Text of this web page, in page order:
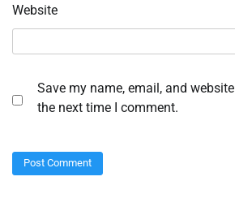
Website
Save my name, email, and
the next time I comment.